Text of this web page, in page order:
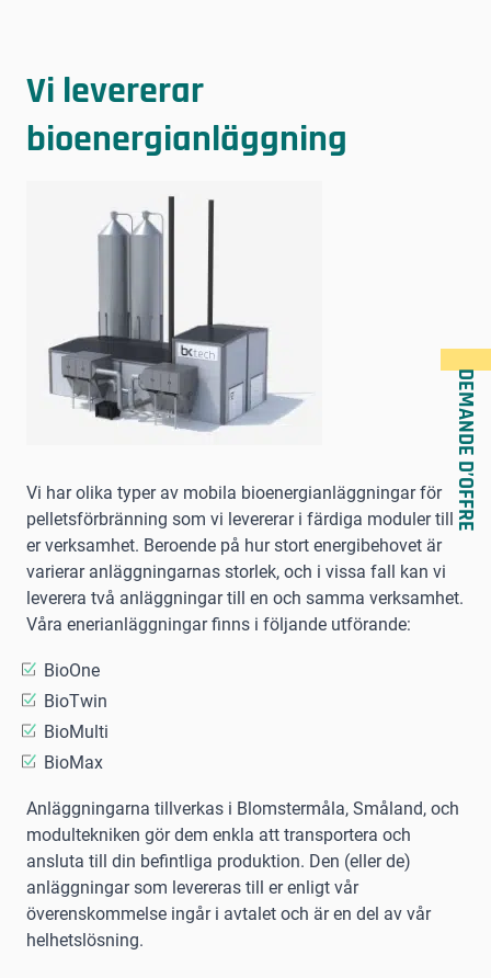
DEMANDE D’OFFRE
Vi levererar
bioenergianläggning
Vi har olika typer av mobila bioenergianläggningar för
pelletsförbränning som vi levererar i färdiga moduler till
er verksamhet. Beroende på hur stort energibehovet är
varierar anläggningarnas storlek, och i vissa fall kan vi
leverera två anläggningar till en och samma verksamhet.
Våra enerianläggningar finns i följande utförande:
BioOne
BioTwin
BioMulti
BioMax
Anläggningarna tillverkas i Blomstermåla, Småland, och
modultekniken gör dem enkla att transportera och
ansluta till din befintliga produktion. Den (eller de)
anläggningar som levereras till er enligt vår
överenskommelse ingår i avtalet och är en del av vår
helhetslösning.